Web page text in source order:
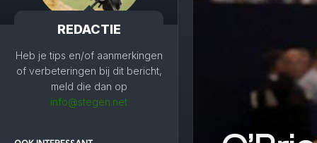
REDACTIE
Heb je tips en/of aanmerkingen
of verbeteringen bij dit bericht,
meld die dan op
info@stegen.net